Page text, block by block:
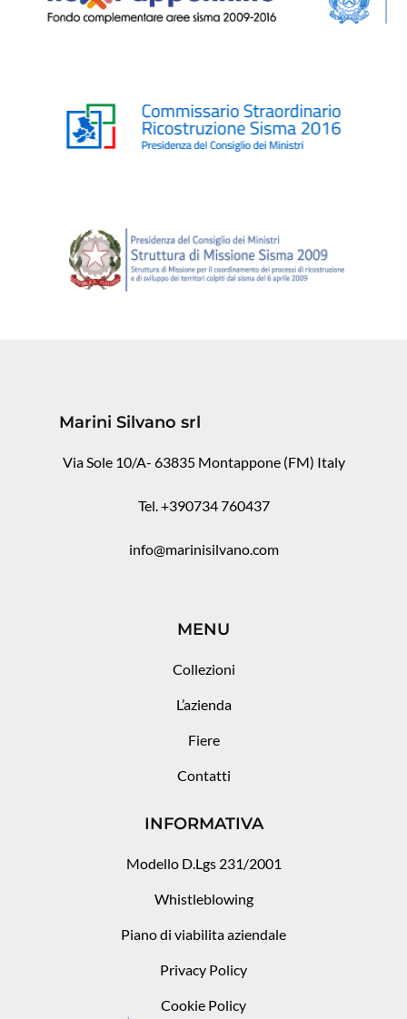
Marini Silvano srl
Via Sole 10/A- 63835 Montappone (FM) Italy
Tel. +390734 760437
info@marinisilvano.com
MENU
Collezioni
L’azienda
Fiere
Contatti
INFORMATIVA
Modello D.Lgs 231/2001
Whistleblowing
Piano di viabilita aziendale
Privacy Policy
Cookie Policy